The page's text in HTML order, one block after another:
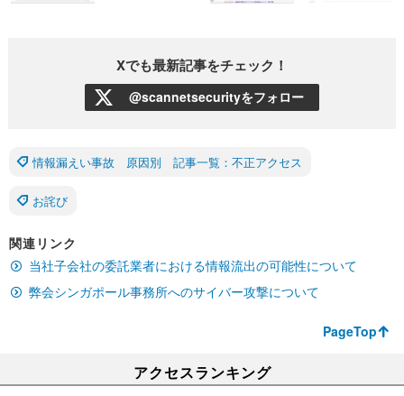
Xでも最新記事をチェック！
@scannetsecurityをフォロー
情報漏えい事故 原因別 記事一覧：不正アクセス
お詫び
関連リンク
当社子会社の委託業者における情報流出の可能性について
弊会シンガポール事務所へのサイバー攻撃について
PageTop
アクセスランキング